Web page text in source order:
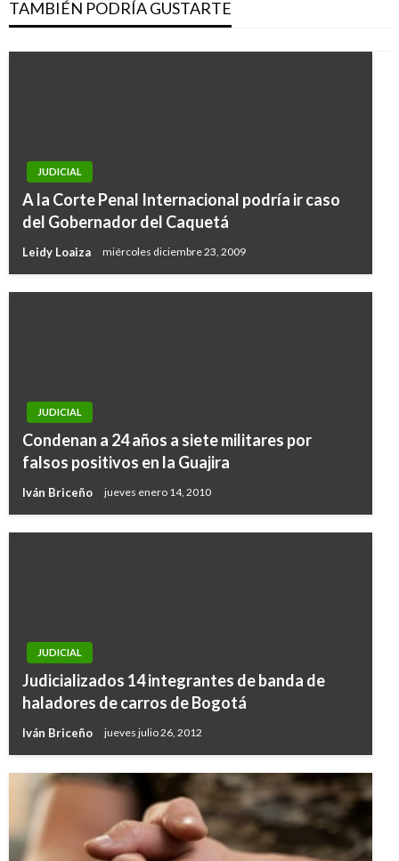
TAMBIÉN PODRÍA GUSTARTE
JUDICIAL
A la Corte Penal Internacional podría ir caso
del Gobernador del Caquetá
Leidy Loaiza miércoles diciembre 23, 2009
JUDICIAL
Condenan a 24 años a siete militares por
falsos positivos en la Guajira
Iván Briceño jueves enero 14, 2010
JUDICIAL
Judicializados 14 integrantes de banda de
haladores de carros de Bogotá
Iván Briceño jueves julio 26, 2012